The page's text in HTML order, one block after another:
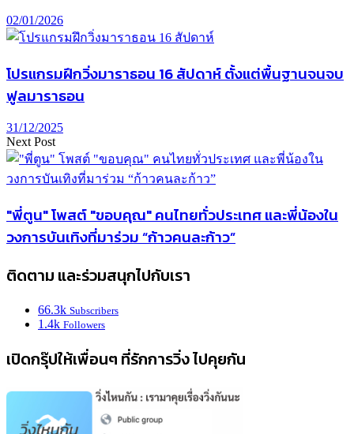
02/01/2026
โปรแกรมฝึกวิ่งมาราธอน 16 สัปดาห์ ตั้งแต่พื้นฐานจนจบ
ฟูลมาราธอน
31/12/2025
Next Post
"พี่ตูน" โพสต์ "ขอบคุณ" คนไทยทั่วประเทศ และพี่น้องใน
วงการบันเทิงที่มาร่วม “ก้าวคนละก้าว”
ติดตาม และร่วมสนุกไปกับเรา
66.3k Subscribers
1.4k Followers
เปิดกรุ๊ปให้เพื่อนๆ ที่รักการวิ่ง ไปคุยกัน